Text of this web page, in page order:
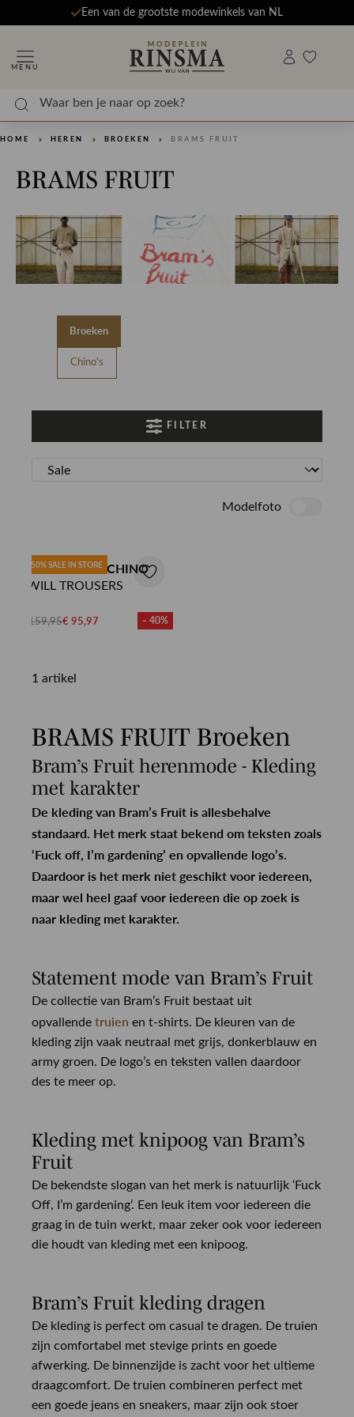
Een van de grootste modewinkels van NL
MENU
HOME HEREN BROEKEN BRAMS FRUIT
BRAMS FRUIT
Broeken
Chino's
FILTER
Modelfoto
50% SALE IN STORE
BRAMS FRUIT CHINO
TWILL TROUSERS
€ 159,95€ 95,97 - 40%
1 artikel
BRAMS FRUIT Broeken
Bram’s Fruit herenmode -Kleding
met karakter
De kleding van Bram’s Fruit is allesbehalve
standaard. Het merk staat bekend om teksten zoals
‘Fuck off, I’m gardening’ en opvallende logo’s.
Daardoor is het merk niet geschikt voor iedereen,
maar wel heel gaaf voor iedereen die op zoek is
naar kleding met karakter.
Statement mode van Bram’s Fruit
De collectie van Bram’s Fruit bestaat uit
opvallende truien en t-shirts. De kleuren van de
kleding zijn vaak neutraal met grijs, donkerblauw en
army groen. De logo’s en teksten vallen daardoor
des te meer op.
Kleding met knipoog van Bram’s
Fruit
De bekendste slogan van het merk is natuurlijk ‘Fuck
Off, I’m gardening’. Een leuk item voor iedereen die
graag in de tuin werkt, maar zeker ook voor iedereen
die houdt van kleding met een knipoog.
Bram’s Fruit kleding dragen
De kleding is perfect om casual te dragen. De truien
zijn comfortabel met stevige prints en goede
afwerking. De binnenzijde is zacht voor het ultieme
draagcomfort. De truien combineren perfect met
een goede jeans en sneakers, maar zijn ook stoer